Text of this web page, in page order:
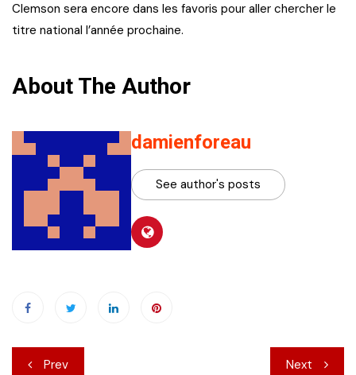
Clemson sera encore dans les favoris pour aller chercher le
titre national l’année prochaine.
About The Author
damienforeau
See author's posts
Navigation
Prev Next